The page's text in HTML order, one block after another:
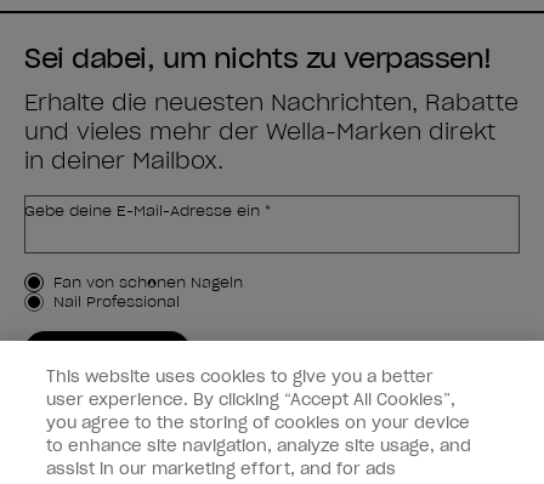
Sei dabei, um nichts zu verpassen!
Erhalte die neuesten Nachrichten, Rabatte
und vieles mehr der Wella-Marken direkt
in deiner Mailbox.
Gebe deine E-Mail-Adresse ein *
Kundenart
Fan von schönen Nägeln
Nail Professional
Kundeninformationen
Vernetzen
This website uses cookies to give you a better
user experience. By clicking “Accept All Cookies”,
you agree to the storing of cookies on your device
to enhance site navigation, analyze site usage, and
assist in our marketing effort, and for ads